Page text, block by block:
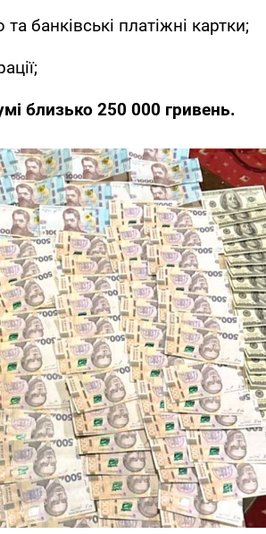
банківські платіжні картки;
близько 250 000 гривень.